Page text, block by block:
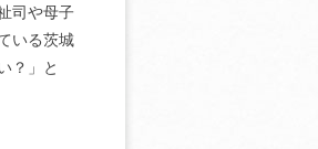
司や母子
いる茨城
？」と